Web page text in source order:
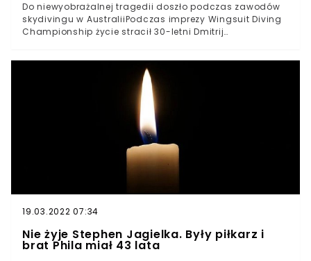
Do niewyobrażalnej tragedii doszło podczas zawodów
skydivingu w AustraliiPodczas imprezy Wingsuit Diving
Championship życie stracił 30-letni Dmitrij
sięTragiczne sceny miały miejsce na oczach widzów
obserwujących zawodyWiadomości o wielkiej tragedii,
do której doszło podczas mistrzostw Australii w
skydivingu, obiegły cały świat i wstrząsnęły
sympatykami tej dyscypliny. W trakcie zawodów zginął
doświadczony sportowiec Dmitrij Didenko, który spadł z
wysokości 6 tys. metrów. Najprawdopodobniej jego
spadochron się nie otworzył.
19.03.2022 07:34
Nie żyje Stephen Jagielka. Były piłkarz i
brat Phila miał 43 lata